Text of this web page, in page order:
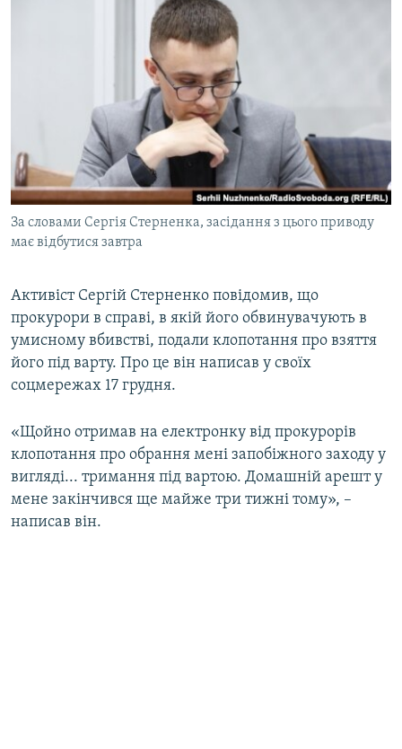
СПЕЦПРОЄКТИ
ПОДКАСТИ
КРИМ РЕАЛІЇ
РУС
КТАТ
ДОЛУЧАЙСЯ!
Усі сайти RFE/RL
За словами Сергія Стерненка, засідання з цього приводу
має відбутися завтра
Активіст Сергій Стерненко повідомив, що
прокурори в справі, в якій його обвинувачують в
умисному вбивстві, подали клопотання про взяття
його під варту. Про це він написав у своїх
соцмережах 17 грудня.
«Щойно отримав на електронку від прокурорів
клопотання про обрання мені запобіжного заходу у
вигляді... тримання під вартою. Домашній арешт у
мене закінчився ще майже три тижні тому», –
написав він.